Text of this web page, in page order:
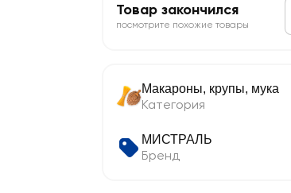
Товар закончился
посмотрите похожие товары
Макароны, крупы, мука
Категория
МИСТРАЛЬ
Бренд